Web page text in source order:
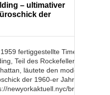
– ultimativer
der
fertiggestellte Time Life
Teil des Rockefeller Komplex
läutete den modernen
der 1960-er Jahre mit ein.
newyorkaktuell.nyc/